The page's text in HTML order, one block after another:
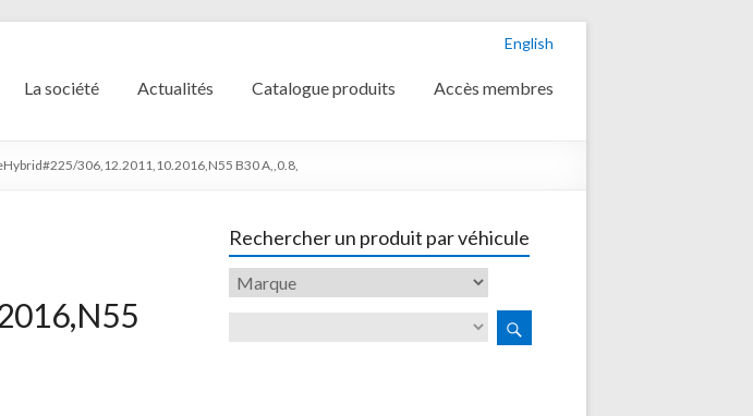
English
La société Actualités Catalogue produits Accès membres
306,12.2011,10.2016,N55 B30 A,,0.8,
Rechercher un produit par véhicule